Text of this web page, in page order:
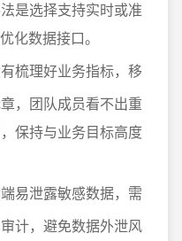
是选择支持实时或准
化数据接口。
梳理好业务指标，移
，团队成员看不出重
保持与业务目标高度
易泄露敏感数据，需
计，避免数据外泄风